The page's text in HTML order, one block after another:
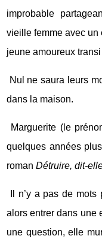
improbable
vieille femme avec un
jeune amoureux
Nul ne saura leurs
dans la maison.
Marguerite (le
quelques années
roman Détruire, dit-
Il n’y a pas de
alors entrer dans une
une question, elle